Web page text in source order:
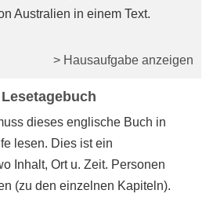
Australien in einem Text.
> Hausaufgabe anzeigen
dieses englische Buch in
lesen. Dies ist ein
Inhalt, Ort u. Zeit. Personen
(zu den einzelnen Kapiteln).